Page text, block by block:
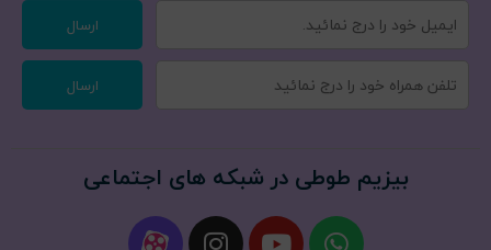
ارسال
ارسال
بیزیم طوطی در شبکه های اجتماعی